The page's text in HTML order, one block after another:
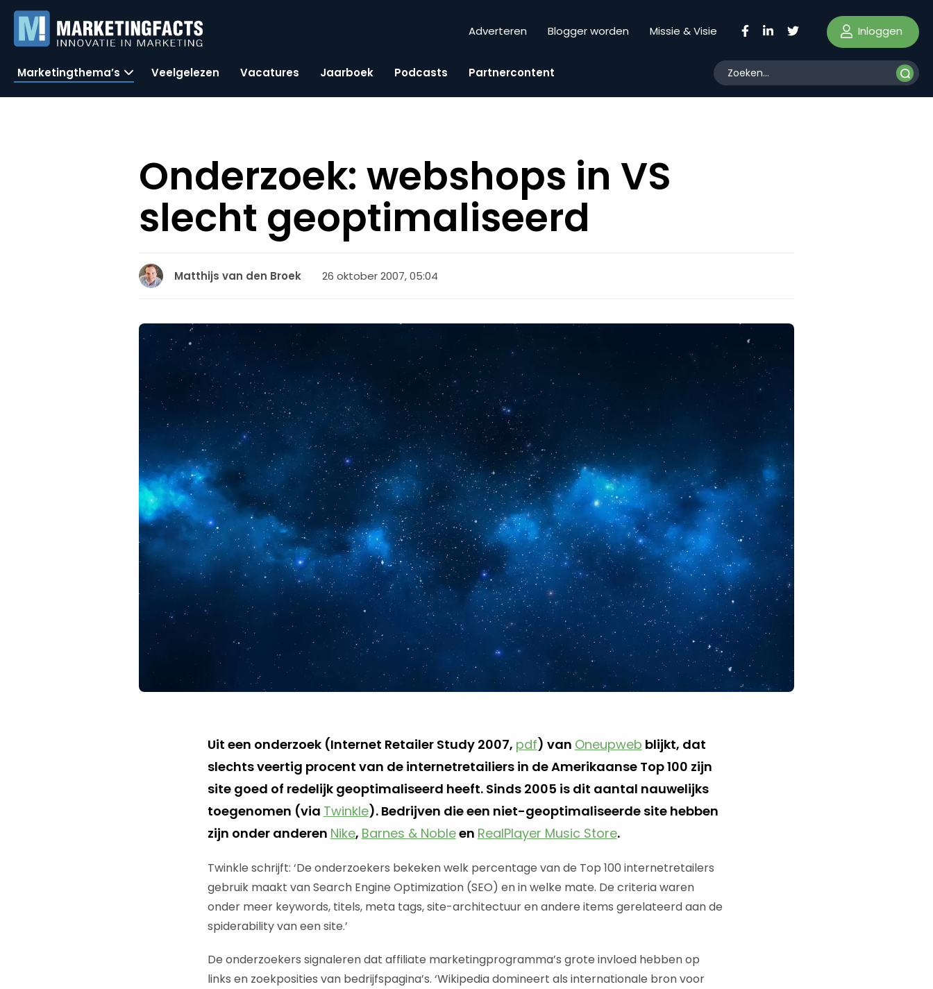
Adverteren Blogger worden Missie & Visie Inloggen
Marketingthema’s Veelgelezen Vacatures Jaarboek Podcasts Partnercontent
Onderzoek: webshops in VS
slecht geoptimaliseerd
Matthijs van den Broek 26 oktober 2007, 05:04
Uit een onderzoek (Internet Retailer Study 2007, pdf) van Oneupweb blijkt, dat
slechts veertig procent van de internetretailiers in de Amerikaanse Top 100 zijn
site goed of redelijk geoptimaliseerd heeft. Sinds 2005 is dit aantal nauwelijks
toegenomen (via Twinkle). Bedrijven die een niet-geoptimaliseerde site hebben
zijn onder anderen Nike, Barnes & Nobleen RealPlayer Music Store.
Twinkle schrijft: ‘De onderzoekers bekeken welk percentage van de Top 100 internetretailers
gebruik maakt van Search Engine Optimization (SEO) en in welke mate. De criteria waren
onder meer keywords, titels, meta tags, site-architectuur en andere items gerelateerd aan de
spiderability van een site.’
De onderzoekers signaleren dat affiliate marketingprogramma’s grote invloed hebben op
links en zoekposities van bedrijfspagina’s. ‘Wikipedia domineert als internationale bron voor